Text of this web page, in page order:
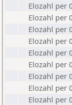
Elozahl per
Elozahl per
Elozahl per
Elozahl per
Elozahl per
Elozahl per
Elozahl per
Elozahl per
Elozahl per